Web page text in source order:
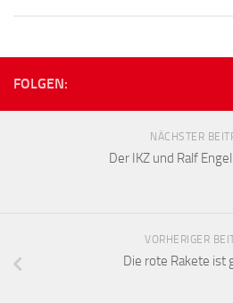
FOLGEN:
NÄCHSTER
Der IKZ und Ralf
VORHERIGER
Die rote Rakete ist